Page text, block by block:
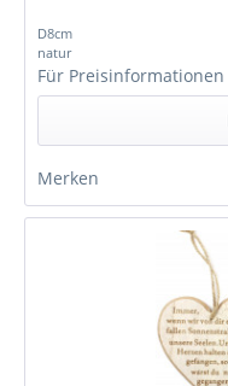
D8cm
natur
Für
Merken